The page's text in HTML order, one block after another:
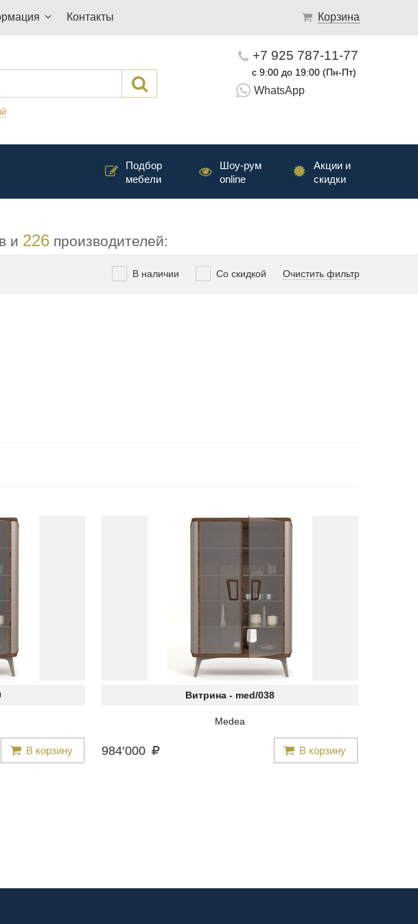
Контакты Корзина
+7 925 787-11-77
с 9:00 до 19:00 (Пн-Пт)
WhatsApp
Акции и
скидки
Шоу-рум
online
Подбор
мебели
и 226производителей:
Очистить фильтр
Со скидкой
В наличии
В корзину
Витрина - med/038
Medea
984′000 В корзину